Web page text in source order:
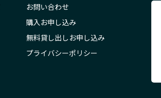
お問い合わせ
購入お申し込み
無料貸し出しお申し込み
プライバシーポリシー